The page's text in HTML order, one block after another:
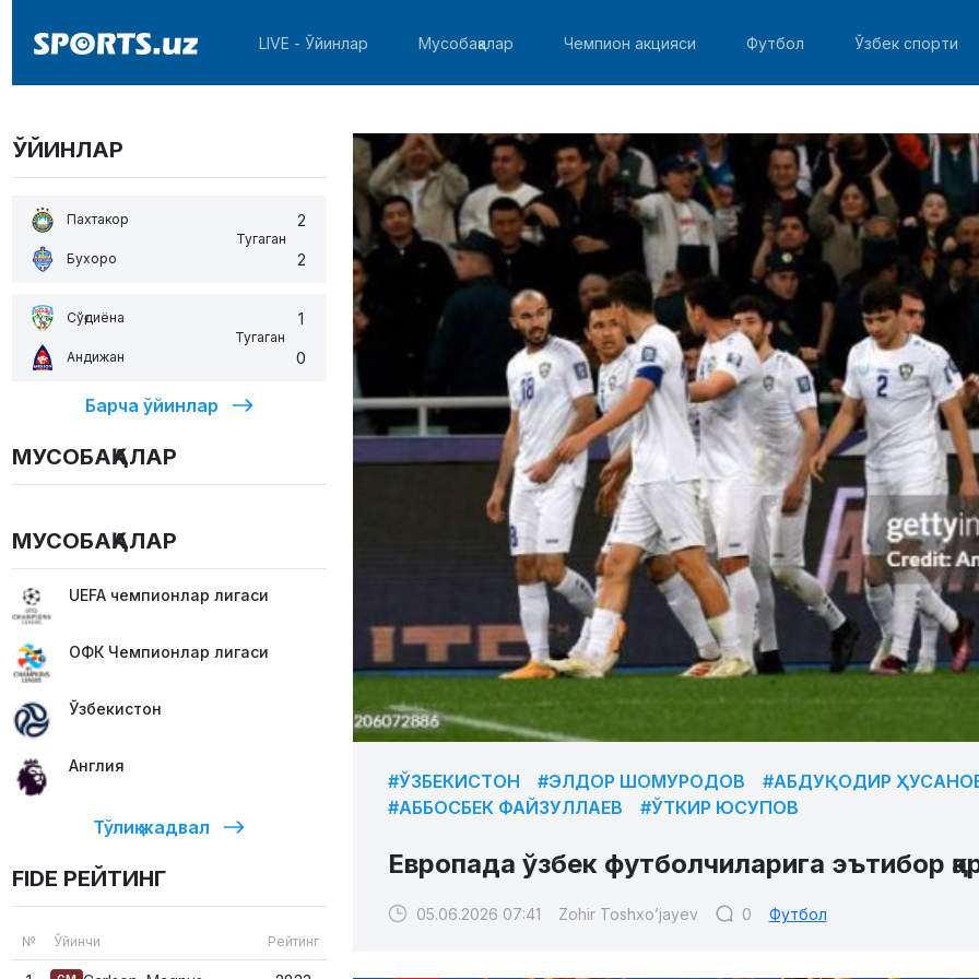
LIVE - Ўйинлар Мусобақалар Чемпион акцияси Футбол Ўзбек спорти
ЎЙИНЛАР
Пахтакор
Бухоро
Тугаган
2
2
Сўғдиёна
Андижан
Тугаган
1
0
Барча ўйинлар
МУСОБАҚАЛАР
МУСОБАҚАЛАР
UEFA чемпионлар лигаси
ОФК Чемпионлар лигаси
Ўзбекистон
Англия
Тўлиқ жадвал
FIDE РЕЙТИНГ
№ Ўйинчи Рейтинг
#ЎЗБЕКИСТОН #ЭЛДОР ШОМУРОДОВ
#АБДУҚОДИР
#АББОСБЕК ФАЙЗУЛЛАЕВ
#ЎТКИР ЮСУПОВ
Европада ўзбек футболчиларига эътибор
05.06.2026 07:41 Zohir Toshxo’jayev 0 Футбол